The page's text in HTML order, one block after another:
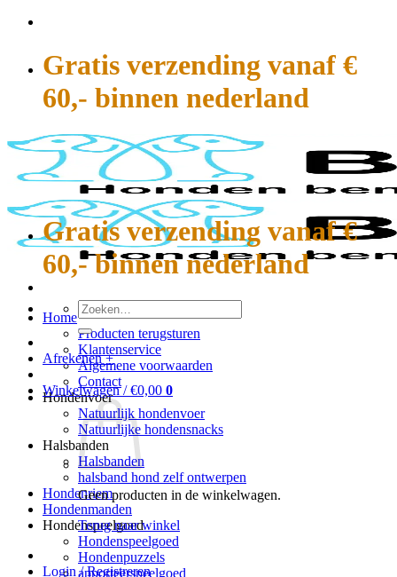
Gratis verzending vanaf €
60,- binnen nederland
Home
Producten terugsturen
Klantenservice
Algemene voorwaarden
Contact
Hondenvoer
Natuurlijk hondenvoer
Natuurlijke hondensnacks
Halsbanden
Halsbanden
halsband hond zelf ontwerpen
Hondenriem
Hondenmanden
Hondenspeelgoed
Hondenspeelgoed
Hondenpuzzels
apporteerspeelgoed
Gratis verzending vanaf €
60,- binnen nederland
Zoeken
naar:
Afrekenen +
Winkelwagen /€0,00 0
Geen producten in de winkelwagen.
Terug naar winkel
Login / Registreren